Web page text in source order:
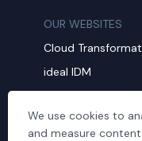
OUR WEBSITES
Cloud
ideal IDM
Mobil Yaka
Managed Services
We use cookies to
and measure